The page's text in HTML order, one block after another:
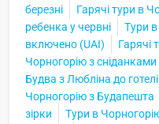
березні
Гарячі тури в
ребенка у червні
Тури
включено (UAI)
Гарячі
Чорногорію з
Будва з Любліна до
Чорногорію з Будапешта
зірки
Тури в